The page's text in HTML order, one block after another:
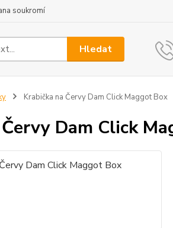
soukromí
Hledat
Krabička na Červy Dam Click Maggot Box
Dam Click